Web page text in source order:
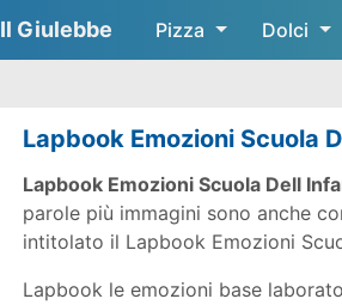
Il Giulebbe Pizza Dolci
Lapbook Emozioni Scuola
Lapbook Emozioni Scuola Dell
parole più immagini sono anche
intitolato il Lapbook Emozioni
Lapbook le emozioni base